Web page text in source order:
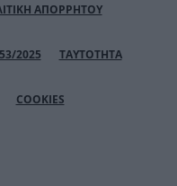
ΑΠΟΡΡΗΤΟΥ
2025 ΤΑΥΤΟΤΗΤΑ
COOKIES